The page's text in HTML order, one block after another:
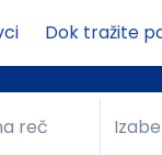
Dok tražite
rečreč Grad